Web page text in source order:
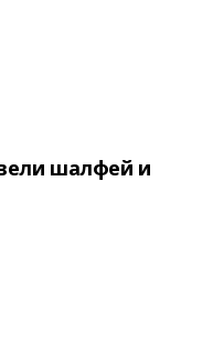
шалфей и